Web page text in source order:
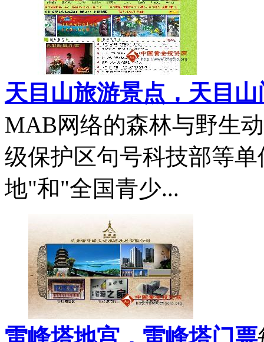
天目山旅游景点，天目山
MAB网络的森林与野生
级保护区句号科技部等
地"和"全国青少...
雷峰塔地宫，雷峰塔门票